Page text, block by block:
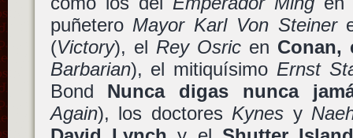
puñetero Mayor Karl Von Steiner
(Victory), el Rey Osricen Conan,
Barbarian), el mitiquísimo Ernst
Bond Nunca digas nunca
Again), los doctores Kynes y